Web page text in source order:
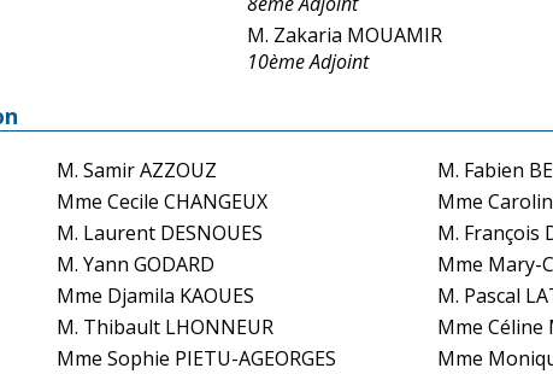
M. Zakaria MOUAMIR
10ème Adjoint
M. Samir AZZOUZ
M. Fabien
Mme Cecile CHANGEUX
Mme
M. Laurent DESNOUES
M. François
M. Yann GODARD
Mme Mary-
Mme Djamila KAOUES
M. Pascal
M. Thibault LHONNEUR
Mme Céline
Mme Sophie PIETU-AGEORGES
Mme